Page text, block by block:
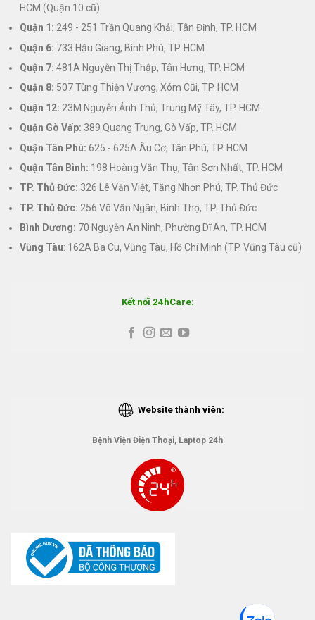
HCM (Quận 10 cũ)
Quận 1: 249 - 251 Trần Quang Khải, Tân Định, TP. HCM
Quận 6: 733 Hậu Giang, Bình Phú, TP. HCM
Quận 7: 481A Nguyễn Thị Thập, Tân Hưng, TP. HCM
Quận 8: 507 Tùng Thiện Vương, Xóm Cũi, TP. HCM
Quận 12: 23M Nguyễn Ảnh Thủ, Trung Mỹ Tây, TP. HCM
Quận Gò Vấp: 389 Quang Trung, Gò Vấp, TP. HCM
Quận Tân Phú: 625 - 625A Âu Cơ, Tân Phú, TP. HCM
Quận Tân Bình: 198 Hoàng Văn Thụ, Tân Sơn Nhất, TP. HCM
TP. Thủ Đức: 326 Lê Văn Việt, Tăng Nhơn Phú, TP. Thủ Đức
TP. Thủ Đức: 256 Võ Văn Ngân, Bình Thọ, TP. Thủ Đức
Bình Dương: 70 Nguyễn An Ninh, Phường Dĩ An, TP. HCM
Vũng Tàu: 162A Ba Cu, Vũng Tàu, Hồ Chí Minh (TP. Vũng Tàu cũ)
Kết nối 24hCare:
Website thành viên:
Bệnh Viện Điện Thoại, Laptop 24h